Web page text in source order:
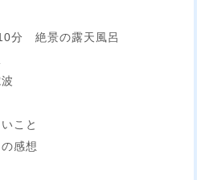
分 絶景の露天風呂
こと
感想